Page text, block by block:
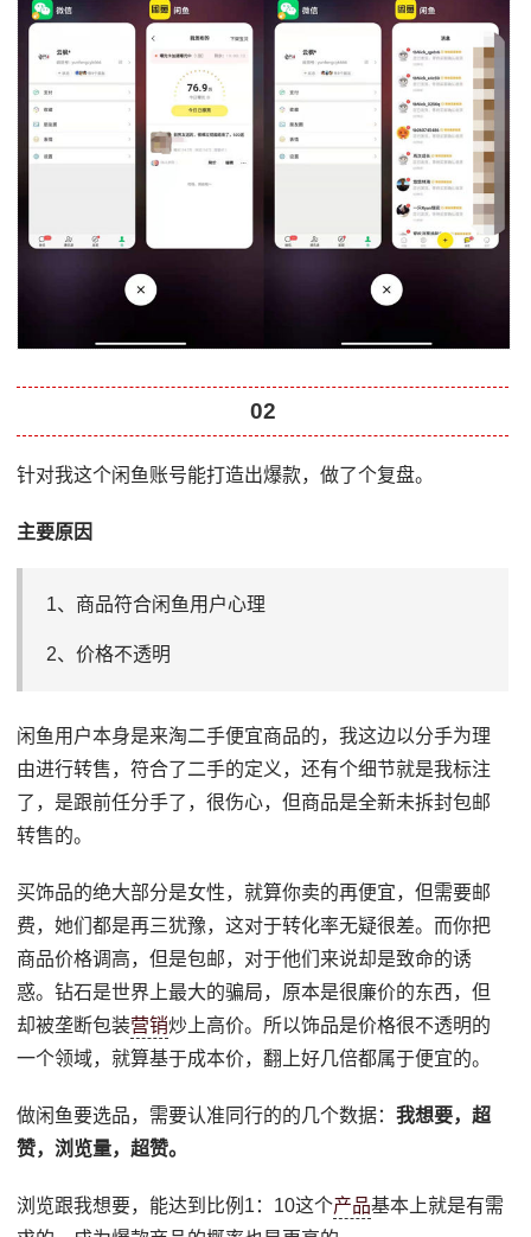
02
针对我这个闲鱼账号能打造出爆款，做了个复盘。
主要原因
1、商品符合闲鱼用户心理
2、价格不透明
闲鱼用户本身是来淘二手便宜商品的，我这边以分手为理
由进行转售，符合了二手的定义，还有个细节就是我标注
了，是跟前任分手了，很伤心，但商品是全新未拆封包邮
转售的。
买饰品的绝大部分是女性，就算你卖的再便宜，但需要邮
费，她们都是再三犹豫，这对于转化率无疑很差。而你把
商品价格调高，但是包邮，对于他们来说却是致命的诱
惑。钻石是世界上最大的骗局，原本是很廉价的东西，但
却被垄断包装营销炒上高价。所以饰品是价格很不透明的
一个领域，就算基于成本价，翻上好几倍都属于便宜的。
做闲鱼要选品，需要认准同行的的几个数据：我想要，超
赞，浏览量，超赞。
浏览跟我想要，能达到比例1：10这个产品基本上就是有需